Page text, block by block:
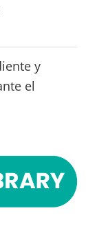
y
el